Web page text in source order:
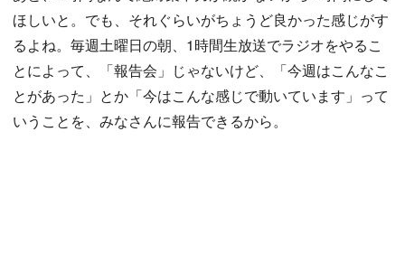
ほしいと。でも、それぐらいがちょうど良かった感じがす
るよね。毎週土曜日の朝、1時間生放送でラジオをやるこ
とによって、「報告会」じゃないけど、「今週はこんなこ
とがあった」とか「今はこんな感じで動いています」って
いうことを、みなさんに報告できるから。